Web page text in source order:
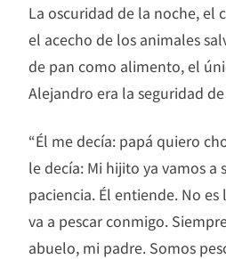
La oscuridad de la noche, el
el acecho de los animales
de pan como alimento, el
Alejandro era la seguridad
“Él me decía: papá quiero
le decía: Mi hijito ya vamos a
paciencia. Él entiende. No
va a pescar conmigo.
abuelo, mi padre. Somos